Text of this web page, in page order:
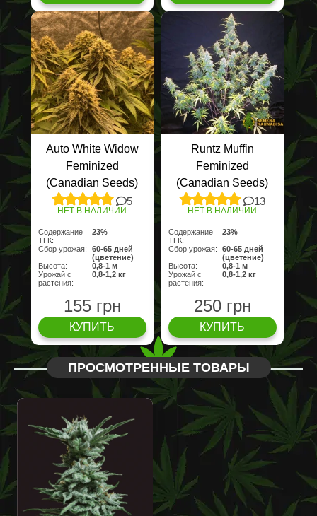
Auto White Widow
Feminized
(Canadian Seeds)
5
НЕТ В НАЛИЧИИ
Содержание
ТГК:
23%
Сбор урожая:
60-65 дней
(цветение)
Высота:
0,8-1 м
Урожай с
растения:
0,8-1,2 кг
155 грн
КУПИТЬ
Runtz Muffin
Feminized
(Canadian Seeds)
13
НЕТ В НАЛИЧИИ
Содержание
ТГК:
23%
Сбор урожая:
60-65 дней
(цветение)
Высота:
0,8-1 м
Урожай с
растения:
0,8-1,2 кг
250 грн
КУПИТЬ
ПРОСМОТРЕННЫЕ ТОВАРЫ